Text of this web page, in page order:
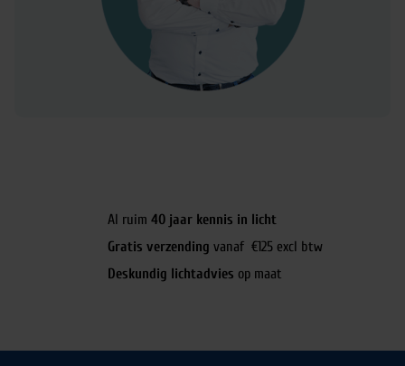
Al ruim 40 jaar kennis in licht
Gratis verzending vanaf €125 excl btw
Deskundig lichtadvies op maat